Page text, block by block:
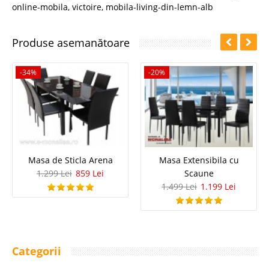
online-mobila, victoire, mobila-living-din-lemn-alb
Produse asemanătoare
-34%
Masa de Sticla Arena
1.299 Lei 859 Lei
-20%
Masa Extensibila cu
Scaune
1.499 Lei 1.199 Lei
Categorii